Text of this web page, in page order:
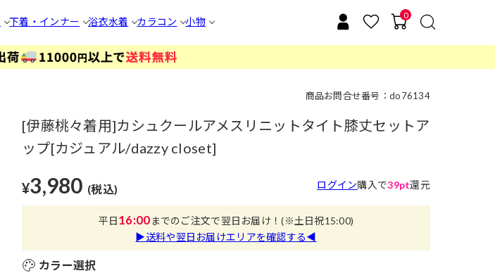
下着・インナー 浴衣水着 カラコン 小物
0
商品お問合せ番号：do76134
[伊藤桃々着用]カシュクールアメスリニットタイト膝丈セットア
ップ[カジュアル/dazzy closet]
¥3,980 (税込) ログイン購入で39pt還元
平日16:00までのご注文で翌日お届け！(※土日祝15:00)
▶送料や翌日お届けエリアを確認する◀
カラー選択